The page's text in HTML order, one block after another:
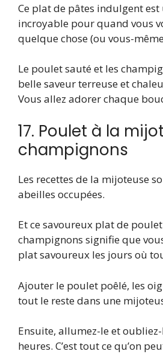
Ce plat de pâtes indulgent
incroyable pour quand vous
quelque chose (ou vous-
Le poulet sauté et les
belle saveur terreuse et
Vous allez adorer chaque
17. Poulet à la
champignons
Les recettes de la mijoteuse
abeilles occupées.
Et ce savoureux plat de
champignons signifie que
plat savoureux les jours où
Ajouter le poulet poêlé, les
tout le reste dans une
Ensuite, allumez-le et
heures. C’est tout ce qu’on